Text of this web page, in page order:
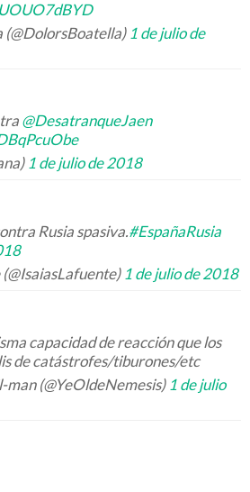
1 de julio de
@DesatranqueJaen
1 de julio de 2018
Rusia spasiva.#EspañaRusia
1 de julio de 2018
capacidad de reacción que los
de catástrofes/tiburones/etc
(@YeOldeNemesis) 1 de julio